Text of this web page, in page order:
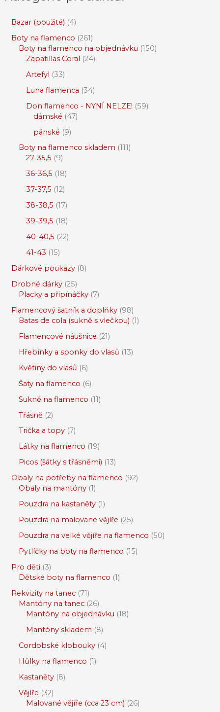
Bazar (použité) 4
Boty na flamenco 261
Boty na flamenco na objednávku 150
Zapatillas Coral 24
Artefyl 33
Luna flamenca 34
Don flamenco - NYNÍ NELZE! 59
dámské 47
pánské 9
Boty na flamenco skladem 111
27-35,5 9
36-36,5 18
37-37,5 12
38-38,5 17
39-39,5 18
40-40,5 22
41-43 15
Dárkové poukazy 8
Drobné dárky 25
Placky a připínáčky 7
Flamencový šatník a doplňky 98
Batas de cola (sukně s vlečkou) 1
Flamencové náušnice 21
Hřebínky a sponky do vlasů 13
Květiny do vlasů 6
Šaty na flamenco 6
Sukně na flamenco 11
Třásně 2
Trička a topy 7
Látky na flamenco 19
Picos (šátky s třásněmi) 13
Obaly na potřeby na flamenco 92
Obaly na mantóny 1
Pouzdra na kastaněty 1
Pouzdra na malované vějíře 25
Pouzdra na velké vějíře na flamenco 50
Pytlíčky na boty na flamenco 15
Pro děti 3
Dětské boty na flamenco 1
Rekvizity na tanec 71
Mantóny na tanec 26
Mantóny na objednávku 18
Mantóny skladem 8
Cordobské klobouky 4
Hůlky na flamenco 1
Kastaněty 8
Vějíře 32
Malované vějíře (cca 23 cm) 26